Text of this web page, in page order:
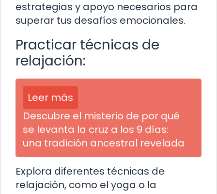
estrategias y apoyo necesarios para
superar tus desafíos emocionales.
Practicar técnicas de
relajación:
Leer más
Descubre el misterio de por qué
se levanta la cruz a los 9 días:
una tradición ancestral revelada
Explora diferentes técnicas de
relajación, como el yoga o la